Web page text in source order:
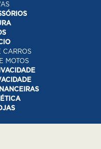
CARROS
MOTOS
maior é a vida.